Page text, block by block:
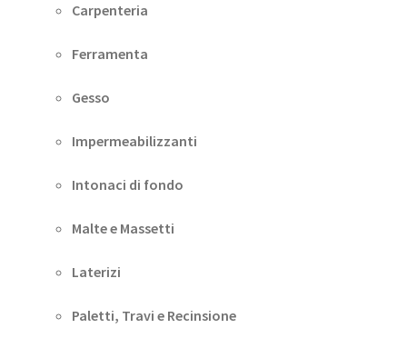
Carpenteria
Ferramenta
Gesso
Impermeabilizzanti
Intonaci di fondo
Malte e Massetti
Laterizi
Paletti, Travi e Recinsione